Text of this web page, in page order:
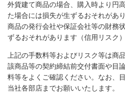
外貨建て商品の場合、購入時より円
た場合には損失が生ずるおそれがあ
商品の発行会社や保証会社等の財務
ずるおそれがあります（信用リスク）
上記の手数料等およびリスク等は商
該商品等の契約締結前交付書面や目
料等をよくご確認ください。なお、
当社各部店までお願いいたします。